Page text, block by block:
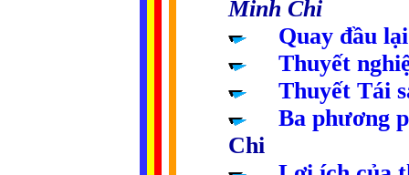
Minh Chi
Quay đầu
Thuyết
Thuyết Tái
Ba phương
Chi